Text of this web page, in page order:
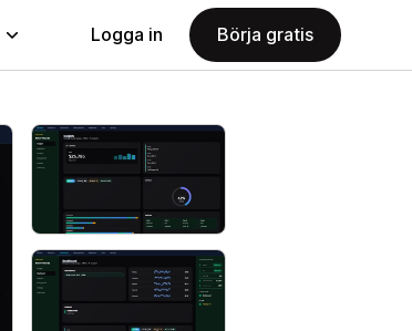
Logga in Börja gratis